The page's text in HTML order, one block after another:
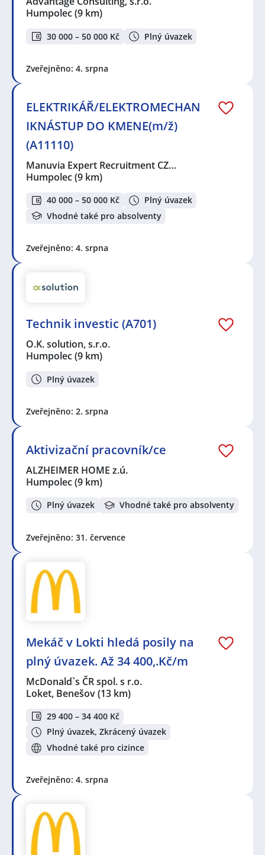
Humpolec(9 km)
30 000 – 50 000 Kč Plný úvazek
Zveřejněno: 4. srpna
ELEKTRIKÁŘ/ELEKTROMECHAN
IKNÁSTUP DO KMENE(m/ž)
(A11110)
Manuvia Expert Recruitment CZ…
Humpolec(9 km)
40 000 – 50 000 Kč
Plný úvazek
Vhodné také pro absolventy
Zveřejněno: 4. srpna
Technik investic (A701)
O.K. solution, s.r.o.
Humpolec(9 km)
Plný úvazek
Zveřejněno: 2. srpna
Aktivizační pracovník/ce
ALZHEIMER HOME z.ú.
Humpolec(9 km)
Plný úvazek Vhodné také pro absolventy
Zveřejněno: 31. července
Mekáč v Lokti hledá posily na
plný úvazek. Až 34 400,.Kč/m
McDonald`s ČR spol. s r.o.
Loket, Benešov(13 km)
29 400 – 34 400 Kč
Plný úvazek, Zkrácený úvazek
Vhodné také pro cizince
Zveřejněno: 4. srpna